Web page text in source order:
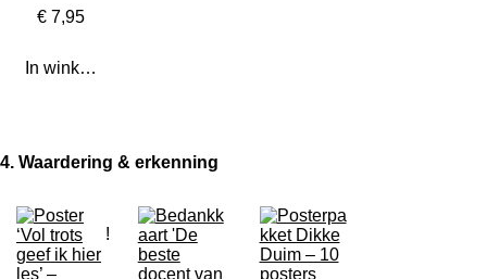
€ 7,95
In winkelwagen
4. Waardering & erkenning
!